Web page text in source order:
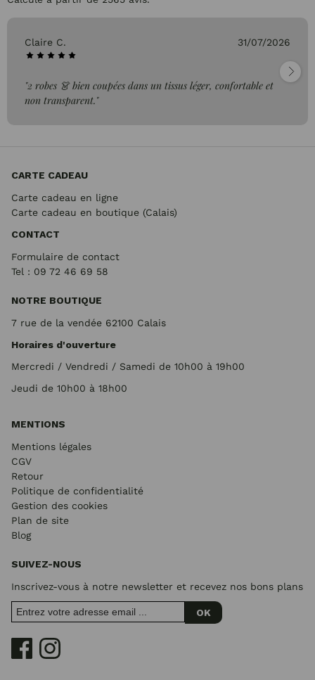
Claire C. 31/07/2026
"2 robes 👗 bien coupées dans un tissus léger, confortable et
non transparent."
CARTE CADEAU
Carte cadeau en ligne
Carte cadeau en boutique (Calais)
CONTACT
Formulaire de contact
Tel : 09 72 46 69 58
NOTRE BOUTIQUE
7 rue de la vendée 62100 Calais
Horaires d'ouverture
Mercredi / Vendredi / Samedi de 10h00 à 19h00
Jeudi de 10h00 à 18h00
MENTIONS
Mentions légales
CGV
Retour
Politique de confidentialité
Gestion des cookies
Plan de site
Blog
SUIVEZ-NOUS
Inscrivez-vous à notre newsletter et recevez nos bons plans
OK